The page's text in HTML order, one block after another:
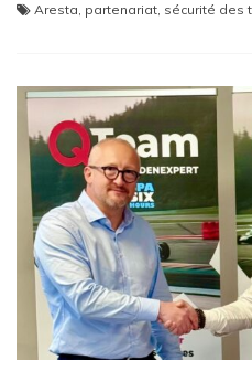
Aresta, partenariat, sécurité des